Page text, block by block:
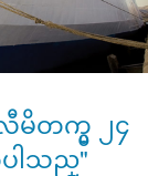
မိတက္မွ ၂၄
ပါသည္"